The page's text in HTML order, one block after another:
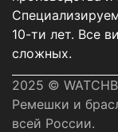
10-ти лет. Все
сложных.
2025 ©
Ремешки и
всей России.